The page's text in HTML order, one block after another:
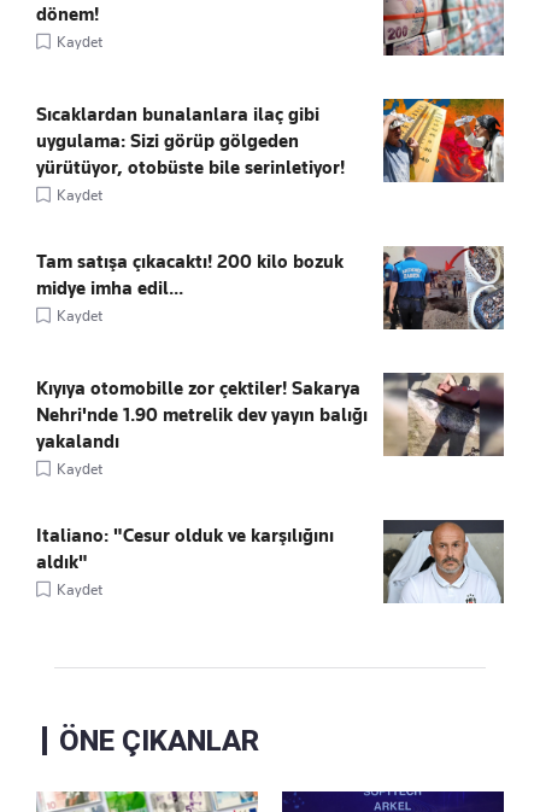
dönem!
Kaydet
Sıcaklardan bunalanlara ilaç gibi
uygulama: Sizi görüp gölgeden
yürütüyor, otobüste bile serinletiyor!
Kaydet
Tam satışa çıkacaktı! 200 kilo bozuk
midye imha edil...
Kaydet
Kıyıya otomobille zor çektiler! Sakarya
Nehri'nde 1.90 metrelik dev yayın balığı
yakalandı
Kaydet
Italiano: "Cesur olduk ve karşılığını
aldık"
Kaydet
ÖNE ÇIKANLAR